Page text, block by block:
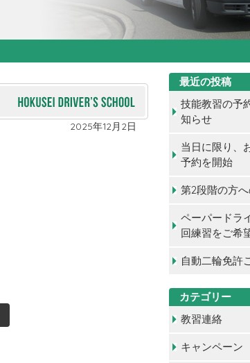
2025年12月2日
最近の投稿
技能教習の予
知らせ
当日に限り、
予約を開始
第2段階の方
ペーパードラ
回練習をご希
自動二輪免許
カテゴリー
教習連絡
キャンペーン